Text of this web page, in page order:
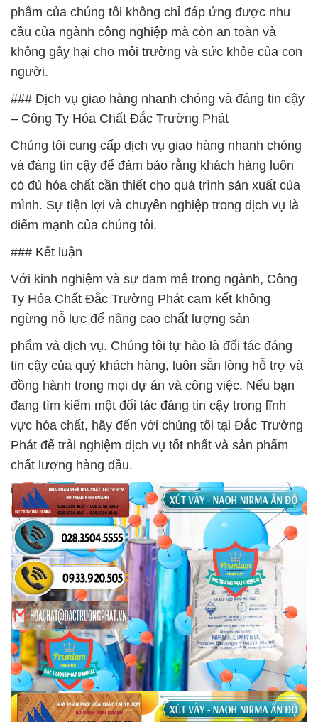
phẩm của chúng tôi không chỉ đáp ứng được nhu
cầu của ngành công nghiệp mà còn an toàn và
không gây hại cho môi trường và sức khỏe của con
người.
### Dịch vụ giao hàng nhanh chóng và đáng tin cậy
– Công Ty Hóa Chất Đắc Trường Phát
Chúng tôi cung cấp dịch vụ giao hàng nhanh chóng
và đáng tin cậy để đảm bảo rằng khách hàng luôn
có đủ hóa chất cần thiết cho quá trình sản xuất của
mình. Sự tiện lợi và chuyên nghiệp trong dịch vụ là
điểm mạnh của chúng tôi.
### Kết luận
Với kinh nghiệm và sự đam mê trong ngành, Công
Ty Hóa Chất Đắc Trường Phát cam kết không
ngừng nỗ lực để nâng cao chất lượng sản
phẩm và dịch vụ. Chúng tôi tự hào là đối tác đáng
tin cậy của quý khách hàng, luôn sẵn lòng hỗ trợ và
đồng hành trong mọi dự án và công việc. Nếu bạn
đang tìm kiếm một đối tác đáng tin cậy trong lĩnh
vực hóa chất, hãy đến với chúng tôi tại Đắc Trường
Phát để trải nghiệm dịch vụ tốt nhất và sản phẩm
chất lượng hàng đầu.